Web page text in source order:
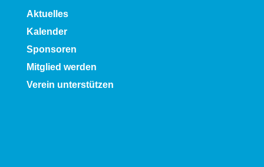
Aktuelles
Kalender
Sponsoren
Mitglied werden
Verein unterstützen